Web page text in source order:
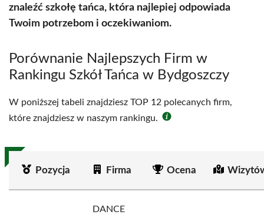
znaleźć szkołę tańca, która najlepiej odpowiada
Twoim potrzebom i oczekiwaniom.
Porównanie Najlepszych Firm w
Rankingu Szkół Tańca w Bydgoszczy
W poniższej tabeli znajdziesz TOP 12 polecanych firm,
które znajdziesz w naszym rankingu.
Pozycja Firma Ocena
DANCE